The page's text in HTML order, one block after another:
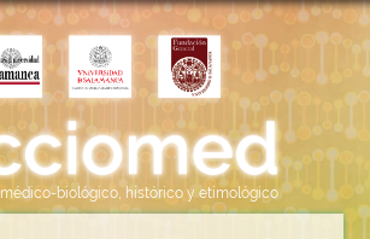
médico-biológico, histórico y etimológico